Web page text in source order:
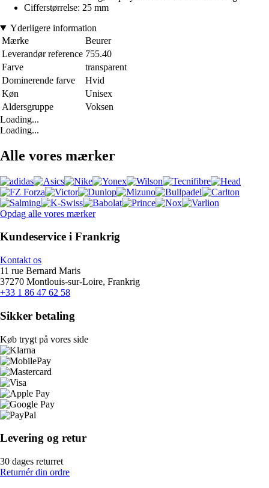
Cifferstørrelse: 25 mm
Yderligere information
Mærke
Beurer
Leverandør reference 755.40
Farve
transparent
Dominerende farve
Hvid
Køn
Unisex
Aldersgruppe
Voksen
Loading...
Loading...
Alle vores mærker
Opdag alle vores mærker
Kundeservice i Frankrig
Kontakt os
11 rue Bernard Maris
37270 Montlouis-sur-Loire, Frankrig
+33 1 86 47 62 58
Sikker betaling
Køb trygt på vores side
Levering og retur
30 dages returret
Returnér din ordre